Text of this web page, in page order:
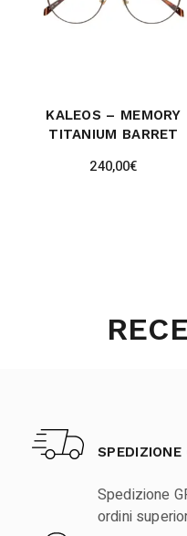
KALEOS – MEMORY
TITANIUM BARRET
240,00€
SPEDIZIONE
Spedizione
ordini